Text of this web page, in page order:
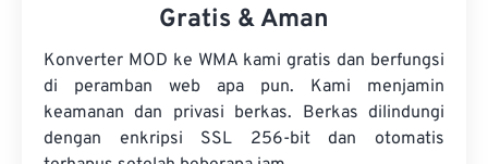
Gratis & Aman
Konverter MOD ke WMA kami gratis dan berfungsi
di peramban web apa pun. Kami menjamin
keamanan dan privasi berkas. Berkas dilindungi
dengan enkripsi SSL 256-bit dan otomatis